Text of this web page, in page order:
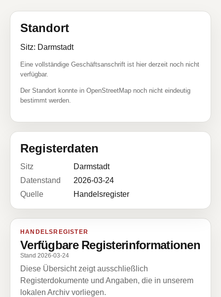
Standort
Sitz: Darmstadt
Eine vollständige Geschäftsanschrift ist hier derzeit noch nicht
verfügbar.
Der Standort konnte in OpenStreetMap noch nicht eindeutig
bestimmt werden.
Registerdaten
Sitz
Darmstadt
Datenstand
2026-03-24
Quelle
Handelsregister
HANDELSREGISTER
Verfügbare Registerinformationen
Stand 2026-03-24
Diese Übersicht zeigt ausschließlich
Registerdokumente und Angaben, die in unserem
lokalen Archiv vorliegen.